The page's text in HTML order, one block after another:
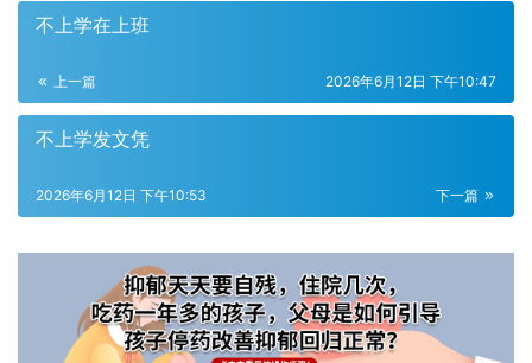
不上学在上班
上一篇 2026年6月12日 下午10:47
不上学发文凭
下一篇
2026年6月12日 下午10:53